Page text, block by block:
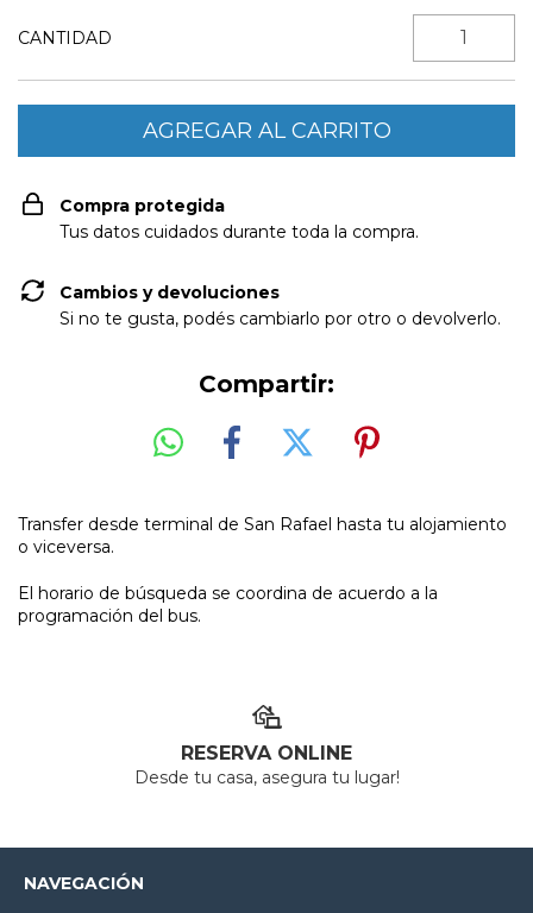
CANTIDAD
Compra protegida
Tus datos cuidados durante toda la compra.
Cambios y devoluciones
Si no te gusta, podés cambiarlo por otro o devolverlo.
Compartir:
Transfer desde terminal de San Rafael hasta tu alojamiento
o viceversa.
El horario de búsqueda se coordina de acuerdo a la
programación del bus.
RESERVA ONLINE
Desde tu casa, asegura tu lugar!
NAVEGACIÓN